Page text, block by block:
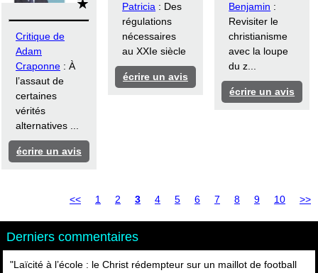
Critique de
Adam
Craponne : À
l’assaut de
certaines
vérités
alternatives ...
écrire un avis
Patricia : Des
régulations
nécessaires
au XXIe siècle
écrire un avis
Benjamin :
Revisiter le
christianisme
avec la loupe
du z...
écrire un avis
<< 1 2 3 4 5 6 7 8 9 10 >>
Derniers commentaires
"Laïcité à l’école : le Christ rédempteur sur un maillot de football